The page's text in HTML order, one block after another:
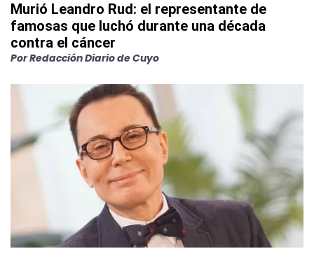
Murió Leandro Rud: el representante de
famosas que luchó durante una década
contra el cáncer
PorRedacción Diario de Cuyo